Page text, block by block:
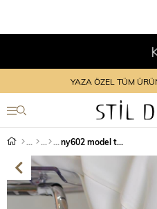
YAZA ÖZEL TÜM
ny602 model toka detaylı orjinal deri babet SIYAH